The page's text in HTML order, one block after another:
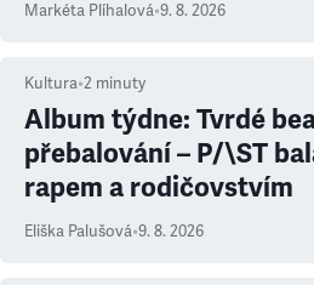
Markéta Plíhalová•9. 8. 2026
Kultura•2 minuty
Album týdne: Tvrdé
přebalování – P/\ST
rapem a rodičovstvím
Eliška Palušová•9. 8. 2026